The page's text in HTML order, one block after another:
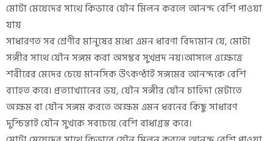
মোটা মেয়েদের সাথে কিভাবে যৌন মিলন করলে আনন্দ বেশি পাওয়া
যায়
সাধারণত সব শ্রেণীর মানুষের মধ্যে এমন ধারণা বিদ্যমান যে, মোটা
সঙ্গীর সাথে যৌন সঙ্গম করা অসম্ভব সুখপ্রদ নয়।আসলে এক্ষেত্রে
শরীরের মেদের চেয়ে মানসিক উৎকণ্ঠাই সঙ্গমের আনন্দকে বেশি
ব্যাহত করে। প্রত্যাখ্যানের ভয়, যৌন সঙ্গীর যৌন চাহিদা মেটাতে
অক্ষম বা যৌন সঙ্গম করতে অক্ষম এমন ধরনের কিছু সাধারণ
দুশ্চিন্তাই যৌন সুখকে সবচেয়ে বেশি বাধাগ্রস্ত করে।